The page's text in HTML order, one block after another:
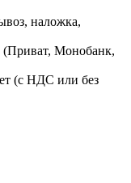
наложка,
(Приват, Монобанк,
(с НДС или без